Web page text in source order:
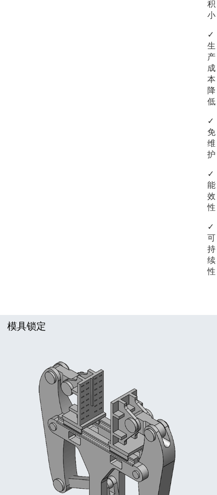
积
小
✓
生
产
成
本
降
低
✓
免
维
护
✓
能
效
性
✓
可
持
续
性
模具锁定